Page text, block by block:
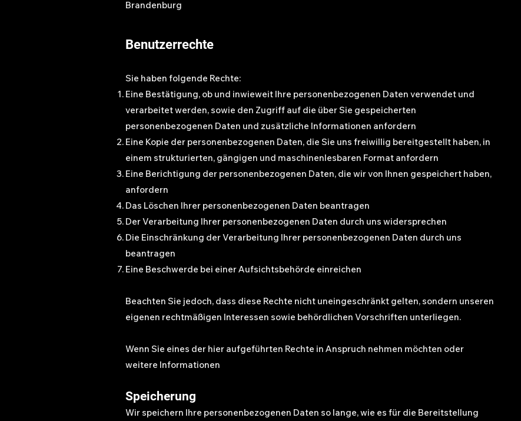
Brandenburg
Benutzerrechte
Sie haben folgende Rechte:
Eine Bestätigung, ob und inwieweit Ihre personenbezogenen Daten verwendet und
verarbeitet werden, sowie den Zugriff auf die über Sie gespeicherten
personenbezogenen Daten und zusätzliche Informationen anfordern
Eine Kopie der personenbezogenen Daten, die Sie uns freiwillig bereitgestellt haben, in
einem strukturierten, gängigen und maschinenlesbaren Format anfordern
Eine Berichtigung der personenbezogenen Daten, die wir von Ihnen gespeichert haben,
anfordern
Das Löschen Ihrer personenbezogenen Daten beantragen
Der Verarbeitung Ihrer personenbezogenen Daten durch uns widersprechen
Die Einschränkung der Verarbeitung Ihrer personenbezogenen Daten durch uns
beantragen
Eine Beschwerde bei einer Aufsichtsbehörde einreichen
Beachten Sie jedoch, dass diese Rechte nicht uneingeschränkt gelten, sondern unseren
eigenen rechtmäßigen Interessen sowie behördlichen Vorschriften unterliegen.
Wenn Sie eines der hier aufgeführten Rechte in Anspruch nehmen möchten oder
weitere Informationen
Speicherung
Wir speichern Ihre personenbezogenen Daten so lange, wie es für die Bereitstellung